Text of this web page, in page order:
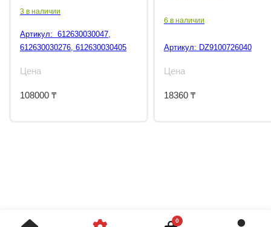
3 в наличии
Артикул: 612630030047,
612630030276, 612630030405
Цена
108000 ₸
6 в наличии
Артикул: DZ9100726040
Цена
18360 ₸
0